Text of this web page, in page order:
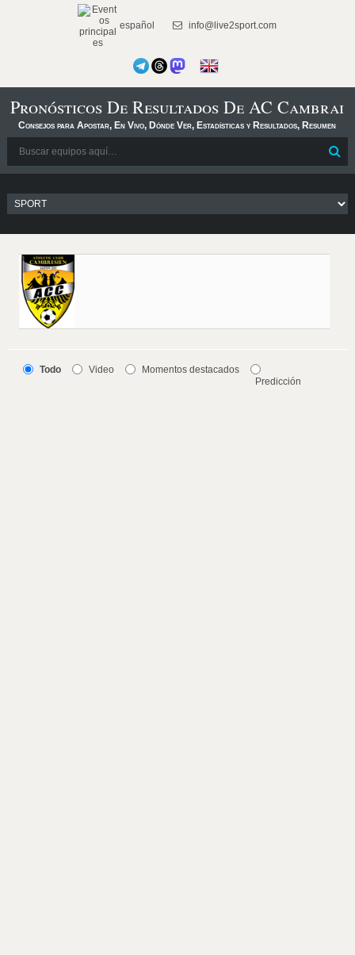
español info@live2sport.com
Pronósticos De Resultados De AC Cambrai
Consejos para Apostar, En Vivo, Dónde Ver, Estadísticas y Resultados, Resumen
Todo Video
Momentos destacados
Predicción